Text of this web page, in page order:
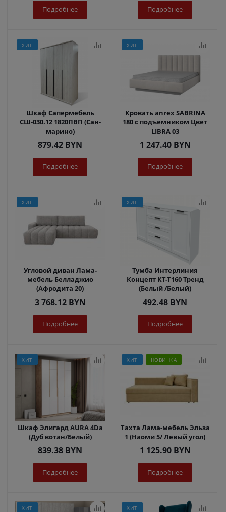
Подробнее Подробнее
ХИТ
Шкаф Сапермебель
СШ-030.12 1820ПВП (Сан-
марино)
879.42 BYN
Подробнее
ХИТ
Кровать anrex SABRINA
180 с подъемником Цвет
LIBRA 03
1 247.40BYN
Подробнее
ХИТ
Угловой диван Лама-
мебель Белладжио
(Афродита 20)
3 768.12BYN
Подробнее
ХИТ
Тумба Интерлиния
Концепт КТ-Т160 Тренд
(Белый /Белый)
492.48 BYN
Подробнее
ХИТ
Шкаф Элигард AURA 4Dа
(Дуб вотан/Белый)
839.38 BYN
Подробнее
ХИТ НОВИНКА
Тахта Лама-мебель Эльза
1 (Наоми 5/ Левый угол)
1 125.90BYN
Подробнее
ХИТ ХИТ